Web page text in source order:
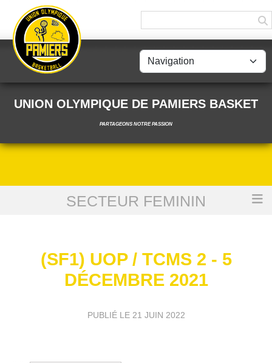
UNION OLYMPIQUE DE PAMIERS BASKET
PARTAGEONS NOTRE PASSION
SECTEUR FEMININ
(SF1) UOP / TCMS 2 - 5 décembre 2021
(SF1) UOP / TCMS 2 - 5
DÉCEMBRE 2021
PUBLIÉ LE 21 JUIN 2022
Panneau de gestion des cookies